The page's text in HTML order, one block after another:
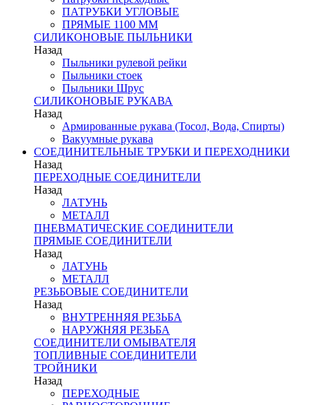
ПАТРУБКИ УГЛОВЫЕ
ПРЯМЫЕ 1100 ММ
СИЛИКОНОВЫЕ ПЫЛЬНИКИ
Назад
Пыльники рулевой рейки
Пыльники стоек
Пыльники Шрус
СИЛИКОНОВЫЕ РУКАВА
Назад
Армированные рукава (Тосол, Вода, Спирты)
Вакуумные рукава
СОЕДИНИТЕЛЬНЫЕ ТРУБКИ И ПЕРЕХОДНИКИ
Назад
ПЕРЕХОДНЫЕ СОЕДИНИТЕЛИ
Назад
ЛАТУНЬ
МЕТАЛЛ
ПНЕВМАТИЧЕСКИЕ СОЕДИНИТЕЛИ
ПРЯМЫЕ СОЕДИНИТЕЛИ
Назад
ЛАТУНЬ
МЕТАЛЛ
РЕЗЬБОВЫЕ СОЕДИНИТЕЛИ
Назад
ВНУТРЕННЯЯ РЕЗЬБА
НАРУЖНЯЯ РЕЗЬБА
СОЕДИНИТЕЛИ ОМЫВАТЕЛЯ
ТОПЛИВНЫЕ СОЕДИНИТЕЛИ
ТРОЙНИКИ
Назад
ПЕРЕХОДНЫЕ